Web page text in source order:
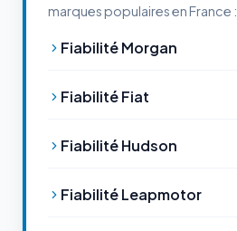
marques populaires en France :
Fiabilité Morgan
Fiabilité Fiat
Fiabilité Hudson
Fiabilité Leapmotor